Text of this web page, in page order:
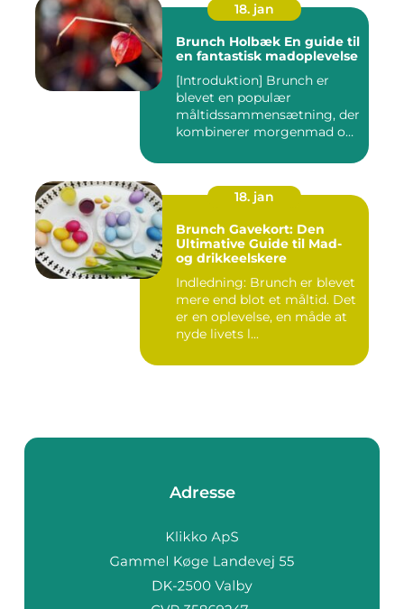
18. jan
Brunch Holbæk En guide til
en fantastisk madoplevelse
[Introduktion] Brunch er
blevet en populær
måltidssammensætning, der
kombinerer morgenmad og
18. jan
Brunch Gavekort: Den
Ultimative Guide til Mad-
og drikkeelskere
Indledning: Brunch er blevet
mere end blot et måltid. Det
er en oplevelse, en måde at
nyde livets l...
Adresse